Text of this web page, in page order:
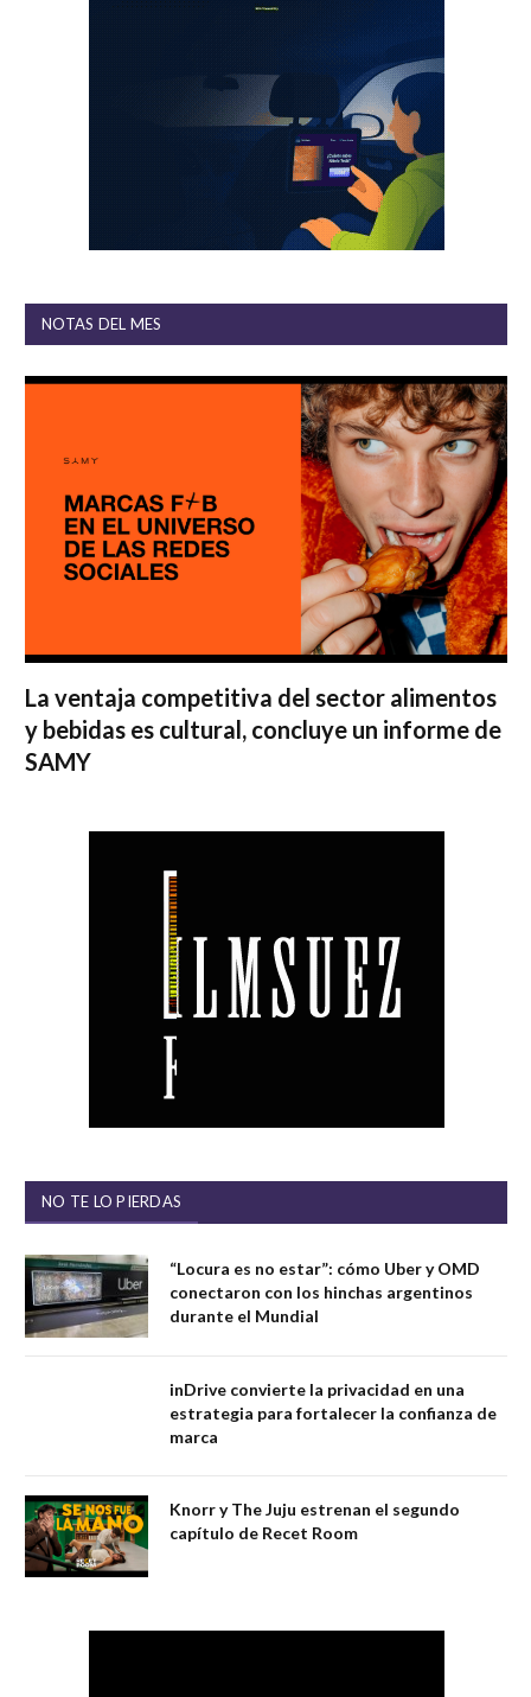
NOTAS DEL MES
La ventaja competitiva del sector alimentos
y bebidas es cultural, concluye un informe de
SAMY
NO TE LO PIERDAS
“Locura es no estar”: cómo Uber y OMD
conectaron con los hinchas argentinos
durante el Mundial
inDrive convierte la privacidad en una
estrategia para fortalecer la confianza de
marca
Knorr y The Juju estrenan el segundo
capítulo de Recet Room